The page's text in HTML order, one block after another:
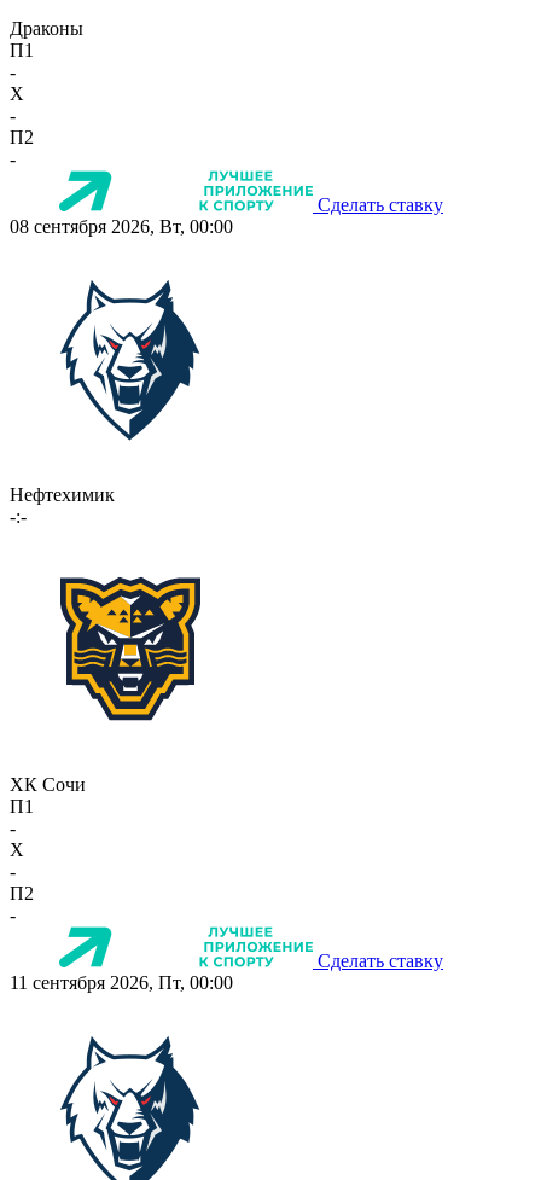
Драконы
П1
-
X
-
П2
-
Сделать ставку
08 сентября 2026, Вт, 00:00
Нефтехимик
-:-
ХК Сочи
П1
-
X
-
П2
-
Сделать ставку
11 сентября 2026, Пт, 00:00